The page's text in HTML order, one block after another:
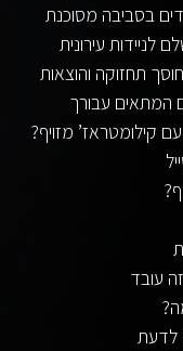
בסביבה מסוכנת
תחזוקה והוצאות
המתאים עבורך
קילומטראז’ מזויף?
עובד
לדעת